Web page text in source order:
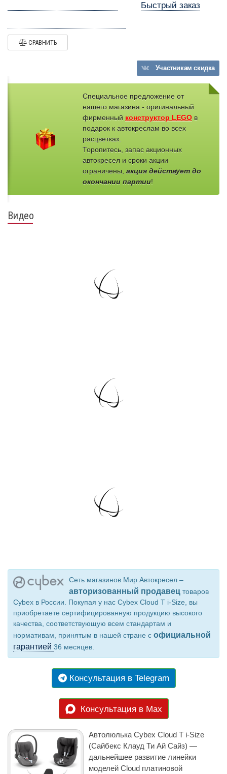
Быстрый заказ
СРАВНИТЬ
Участникамскидка
Специальное предложение от
нашего магазина - оригинальный
фирменный конструктор LEGO в
подарок к автокреслам во всех
расцветках.
Торопитесь, запас акционных
автокресел и сроки акции
ограничены, акция действует до
окончании партии!
Видео
Сеть магазинов Мир Автокресел –
авторизованный продавец товаров
Cybex в России. Покупая у нас Cybex Cloud T i-Size, вы
приобретаете сертифицированную продукцию высокого
качества, соответствующую всем стандартам и
нормативам, принятым в нашей стране с официальной
гарантией 36 месяцев.
Консультация в Telegram
Консультация в Max
Автолюлька Cybex Cloud T i-Size
(Сайбекс Клауд Ти Ай Сайз) —
дальнейшее развитие линейки
моделей Cloud платиновой